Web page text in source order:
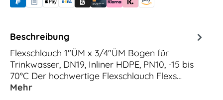
PayPalRechnungskauf (für Behörden)
Apple PayBanküberweisung (vorab)
Rechnungskauf (Billie)
Kreditkarte
Rechnung oder Ratenkauf (Klarna)
Sofortüberweisung (Klarna)
Amazon Pay
Beschreibung
Flexschlauch 1"ÜM x 3/4"ÜM Bogen für
Trinkwasser, DN19, Inliner HDPE, PN10, -15 bis
70°C Der hochwertige Flexschlauch Flexs…
Mehr